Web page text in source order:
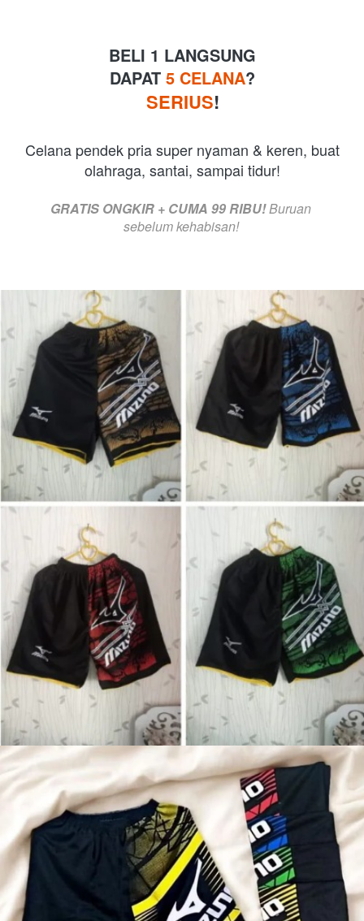
BELI 1 LANGSUNG
DAPAT 5 CELANA?
SERIUS!
olahraga, santai, sampai tidur!
GRATIS ONGKIR + CUMA 99 RIBU! Buruan
sebelum kehabisan!